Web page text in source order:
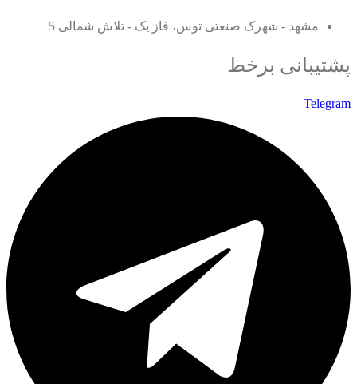
مشهد - شهرک صنعتی توس، فاز یک - تلاش شمالی 5
پشتیبانی برخط
Telegram